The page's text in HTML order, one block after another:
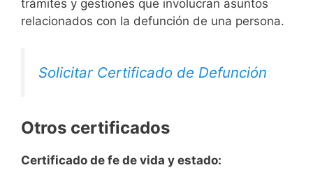
trámites y gestiones que involucran asuntos
relacionados con la defunción de una persona.
Solicitar Certificado de Defunción
Otros certificados
Certificado de fe de vida y estado: